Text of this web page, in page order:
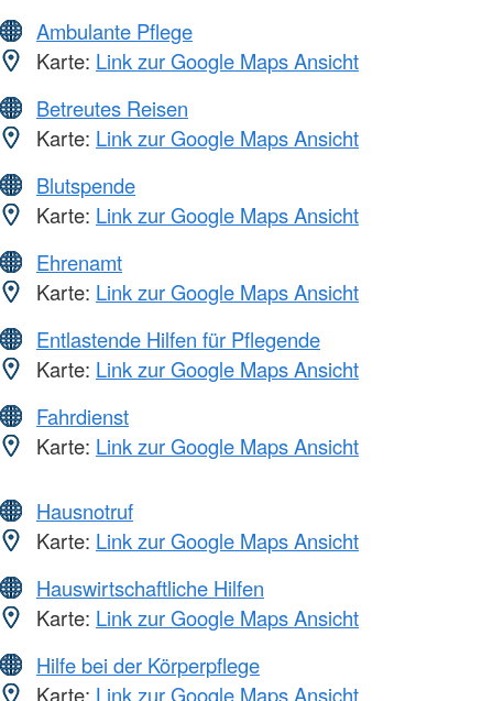
Ambulante Pflege
Karte: Link zur Google Maps Ansicht
Betreutes Reisen
Karte: Link zur Google Maps Ansicht
Blutspende
Karte: Link zur Google Maps Ansicht
Ehrenamt
Karte: Link zur Google Maps Ansicht
Entlastende Hilfen für Pflegende
Karte: Link zur Google Maps Ansicht
Fahrdienst
Karte: Link zur Google Maps Ansicht
Hausnotruf
Karte: Link zur Google Maps Ansicht
Hauswirtschaftliche Hilfen
Karte: Link zur Google Maps Ansicht
Hilfe bei der Körperpflege
Karte: Link zur Google Maps Ansicht